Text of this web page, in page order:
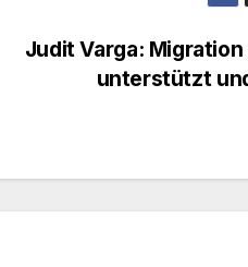
Judit Varga:
unterstützt